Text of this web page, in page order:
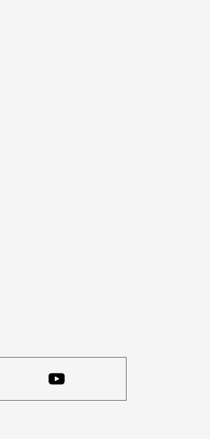
сообщество